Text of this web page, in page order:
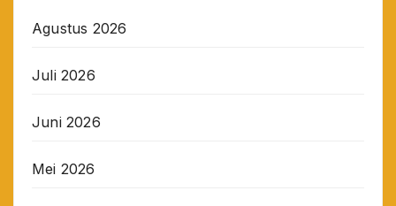
Agustus 2026
Juli 2026
Juni 2026
Mei 2026